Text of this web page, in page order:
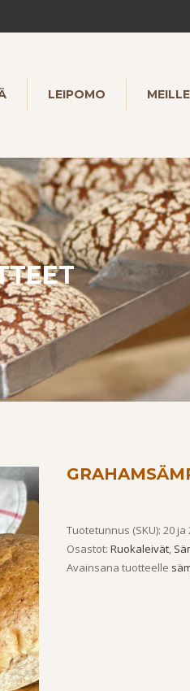
LEIPOMO
Tuotetunnus (SKU):20 ja
Osastot:Ruokaleivät,
Avainsana tuotteelle